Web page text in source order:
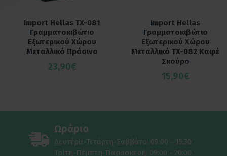
Import Hellas TX-081
Γραμματοκιβώτιο
Εξωτερικού Χώρου
Μεταλλικό Πράσινο
23,90€
Import Hellas
Γραμματοκιβώτιο
Εξωτερικού Χώρου
Μεταλλικό TX-082 Καφέ
Σκούρο
15,90€
Ωράριο
Δευτέρα-Τετάρτη-Σαββάτο: 09:00 - 15:30
Τρίτη-Πέμπτη-Παρασκευή: 09:00 - 20:00